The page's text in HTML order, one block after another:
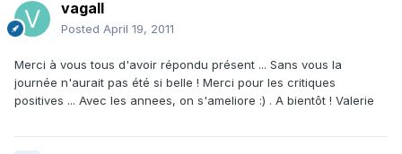
vagall
Posted April 19, 2011
Merci à vous tous d'avoir répondu présent ... Sans vous la
journée n'aurait pas été si belle ! Merci pour les critiques
positives ... Avec les annees, on s'ameliore :) . A bientôt ! Valerie